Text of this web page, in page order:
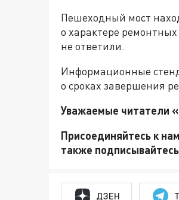
Пешеходный мост
о характере
не ответили.
Информационные
о сроках завершения
Уважаемые читатели
Присоединяйтесь к
также
ДЗЕН